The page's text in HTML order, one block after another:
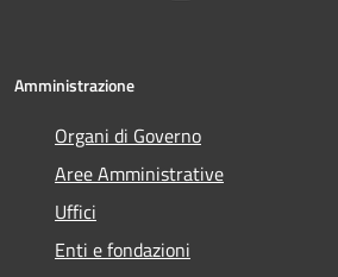
Amministrazione
Organi di Governo
Aree Amministrative
Uffici
Enti e fondazioni